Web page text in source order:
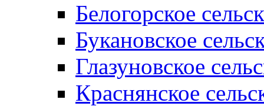
Белогорское
Букановское
Глазуновское
Краснянское